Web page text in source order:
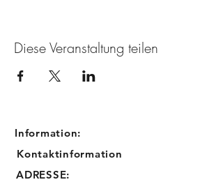
Diese Veranstaltung teilen
Information:
Kontaktinformation
ADRESSE: